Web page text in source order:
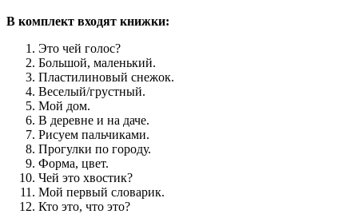
В комплект входят книжки:
Это чей голос?
Большой, маленький.
Пластилиновый снежок.
Веселый/грустный.
Мой дом.
В деревне и на даче.
Рисуем пальчиками.
Прогулки по городу.
Форма, цвет.
Чей это хвостик?
Мой первый словарик.
Кто это, что это?